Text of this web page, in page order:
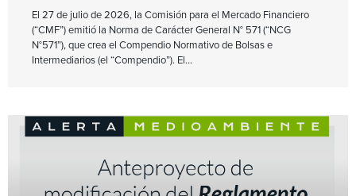
El 27 de julio de 2026, la Comisión para el Mercado Financiero
(“CMF”) emitió la Norma de Carácter General N° 571 (“NCG
N°571”), que crea el Compendio Normativo de Bolsas e
Intermediarios (el “Compendio”). El